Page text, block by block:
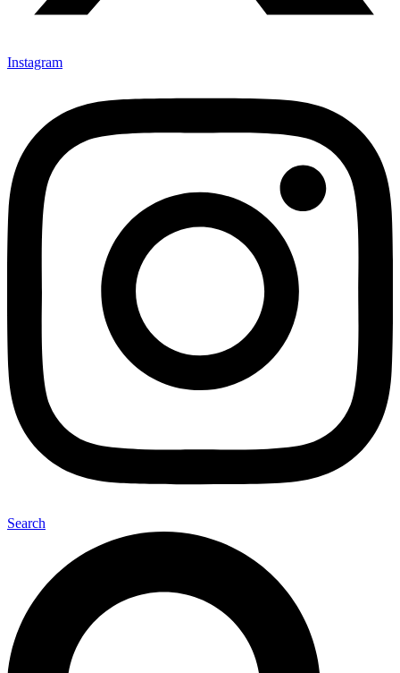
Instagram
Search